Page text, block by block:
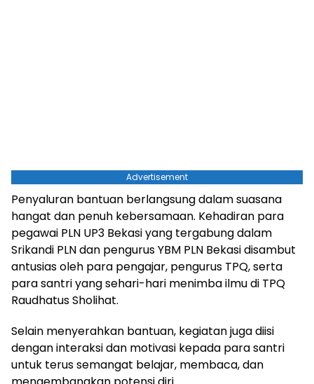
Advertisement
Penyaluran bantuan berlangsung dalam suasana
hangat dan penuh kebersamaan. Kehadiran para
pegawai PLN UP3 Bekasi yang tergabung dalam
Srikandi PLN dan pengurus YBM PLN Bekasi disambut
antusias oleh para pengajar, pengurus TPQ, serta
para santri yang sehari-hari menimba ilmu di TPQ
Raudhatus Sholihat.
Selain menyerahkan bantuan, kegiatan juga diisi
dengan interaksi dan motivasi kepada para santri
untuk terus semangat belajar, membaca, dan